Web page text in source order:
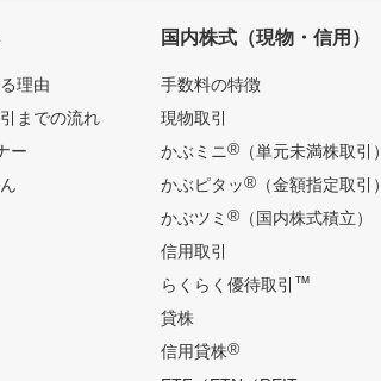
理由
までの流れ
ー
国内株式（現物・信用）
手数料の特徴
現物取引
かぶミニ®（単元未満株取引）
かぶピタッ®（金額指定取引）
かぶツミ ®（国内株式積立）
信用取引
らくらく優待取引 ™
貸株
信用貸株®